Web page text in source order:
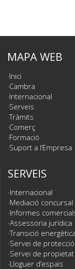
MAPA WEB
Inici
Cambra
Internacional
Serveis
Tràmits
Comerç
Formació
Suport a l’Empresa
SERVEIS
Internacional
Mediació concursal
Informes
Assessoria jurídica
Transició energètica
Servei de
Servei de
Lloguer d’espais